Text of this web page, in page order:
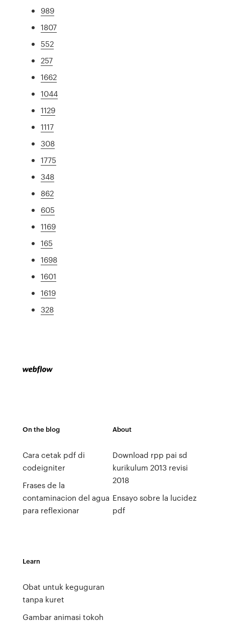
989
1807
552
257
1662
1044
1129
1117
308
1775
348
862
605
1169
165
1698
1601
1619
328
On the blog
Cara cetak pdf di
codeigniter
Frases de la
contaminacion del agua
para reflexionar
About
Download rpp pai sd
kurikulum 2013 revisi
2018
Ensayo sobre la lucidez
pdf
Learn
Obat untuk keguguran
tanpa kuret
Gambar animasi tokoh